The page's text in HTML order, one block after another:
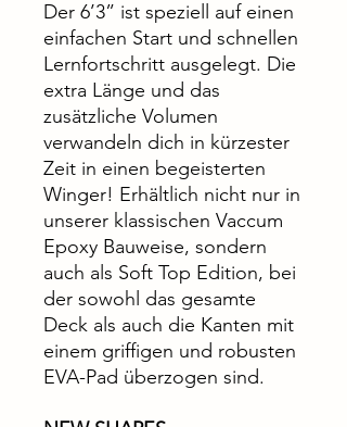
Der 6’3” ist speziell auf einen
einfachen Start und schnellen
Lernfortschritt ausgelegt. Die
extra Länge und das
zusätzliche Volumen
verwandeln dich in kürzester
Zeit in einen begeisterten
Winger! Erhältlich nicht nur in
unserer klassischen Vaccum
Epoxy Bauweise, sondern
auch als Soft Top Edition, bei
der sowohl das gesamte
Deck als auch die Kanten mit
einem griffigen und robusten
EVA-Pad überzogen sind.